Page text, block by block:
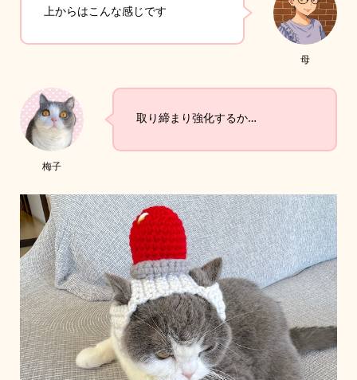
母
上からはこんな感じです
梅子
取り締まり強化するか…